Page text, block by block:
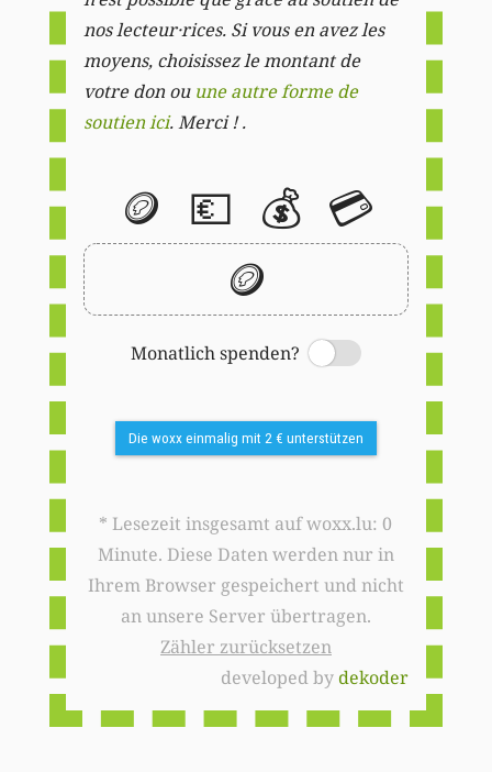
nos lecteur·rices. Si vous en avez les
moyens, choisissez le montant de
votre don ou une autre forme de
soutien ici. Merci ! .
🪙 💶 💰 💳
🪙
Monatlich spenden?
Switch
Die woxx einmalig mit 2 € unterstützen
* Lesezeit insgesamt auf woxx.lu: 0
Minute. Diese Daten werden nur in
Ihrem Browser gespeichert und nicht
an unsere Server übertragen.
Zähler zurücksetzen
developed bydekoder